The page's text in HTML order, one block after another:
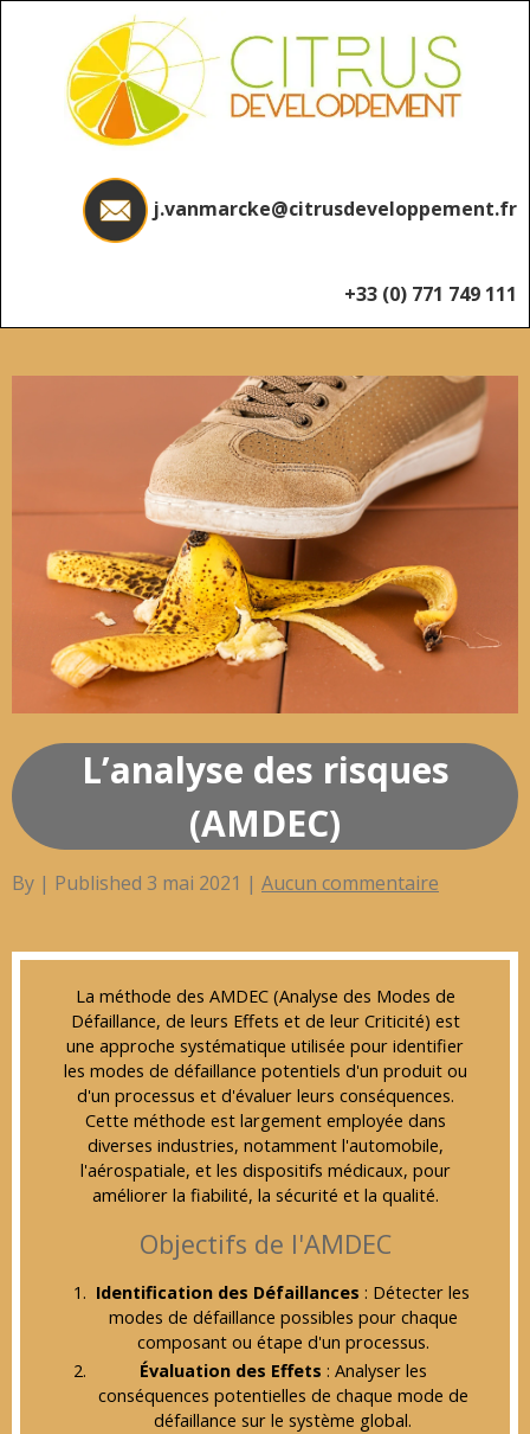
j.vanmarcke@citrusdeveloppement.fr
+33 (0) 771 749 111
L’analyse des risques
(AMDEC)
By | Published 3 mai 2021 | Aucun commentaire
La méthode des AMDEC (Analyse des Modes de
Défaillance, de leurs Effets et de leur Criticité) est
une approche systématique utilisée pour identifier
les modes de défaillance potentiels d'un produit ou
d'un processus et d'évaluer leurs conséquences.
Cette méthode est largement employée dans
diverses industries, notamment l'automobile,
l'aérospatiale, et les dispositifs médicaux, pour
améliorer la fiabilité, la sécurité et la qualité.
Objectifs de l'AMDEC
Identification des Défaillances : Détecter les
modes de défaillance possibles pour chaque
composant ou étape d'un processus.
Évaluation des Effets : Analyser les
conséquences potentielles de chaque mode de
défaillance sur le système global.